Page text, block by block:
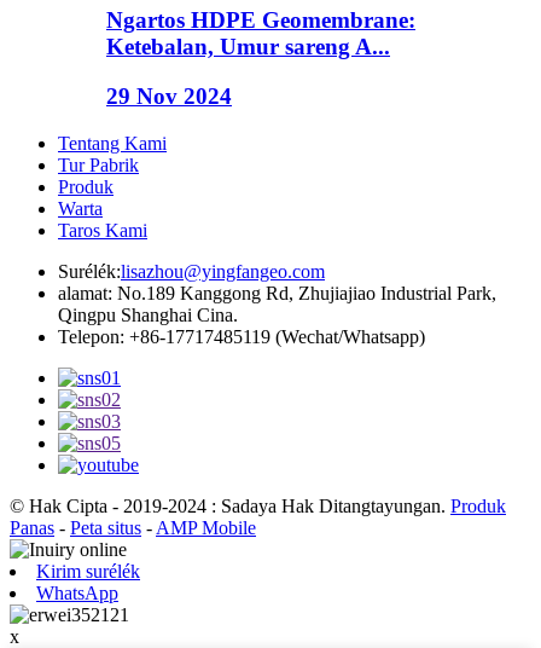
Ngartos HDPE Geomembrane:
Ketebalan, Umur sareng A...
29 Nov 2024
Tentang Kami
Tur Pabrik
Produk
Warta
Taros Kami
Surélék:lisazhou@yingfangeo.com
alamat: No.189 Kanggong Rd, Zhujiajiao Industrial Park,
Qingpu Shanghai Cina.
Telepon: +86-17717485119 (Wechat/Whatsapp)
© Hak Cipta - 2019-2024 : Sadaya Hak Ditangtayungan. Produk
Panas - Peta situs - AMP Mobile
Kirim surélék
WhatsApp
x